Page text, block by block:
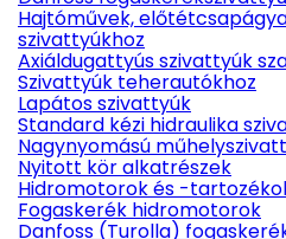
Hajtóművek,
szivattyúkhoz
Axiáldugattyús szivattyúk
Szivattyúk teherautókhoz
Lapátos szivattyúk
Standard kézi hidraulika
Nagynyomású
Nyitott kör alkatrészek
Hidromotorok és -
Fogaskerék hidromotorok
Danfoss (Turolla)